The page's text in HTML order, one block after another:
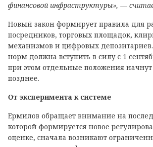
финансовой инфраструктуры», —
Новый закон формирует правила для
посредников, торговых площадок,
механизмов и цифровых депозитариев.
норм должна вступить в силу с 1
при этом отдельные положения начнут
позднее.
От эксперимента к системе
Ермилов обращает внимание на
которой формируется новое
оценке, сначала возникают